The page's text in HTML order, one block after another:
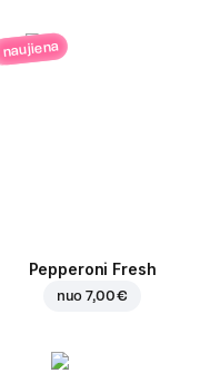
naujiena
Pepperoni Fresh
nuo7,00 €